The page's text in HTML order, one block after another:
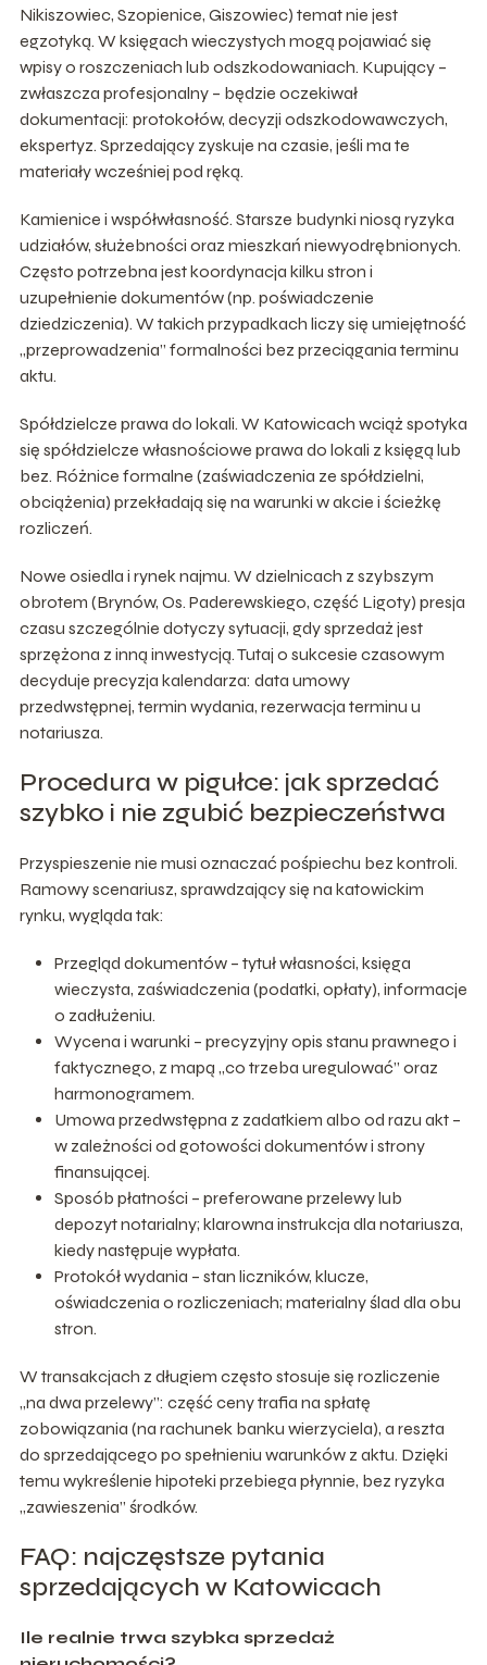
Nikiszowiec, Szopienice, Giszowiec) temat nie jest
egzotyką. W księgach wieczystych mogą pojawiać się
wpisy o roszczeniach lub odszkodowaniach. Kupujący –
zwłaszcza profesjonalny – będzie oczekiwał
dokumentacji: protokołów, decyzji odszkodowawczych,
ekspertyz. Sprzedający zyskuje na czasie, jeśli ma te
materiały wcześniej pod ręką.
Kamienice i współwłasność. Starsze budynki niosą ryzyka
udziałów, służebności oraz mieszkań niewyodrębnionych.
Często potrzebna jest koordynacja kilku stron i
uzupełnienie dokumentów (np. poświadczenie
dziedziczenia). W takich przypadkach liczy się umiejętność
„przeprowadzenia” formalności bez przeciągania terminu
aktu.
Spółdzielcze prawa do lokali. W Katowicach wciąż spotyka
się spółdzielcze własnościowe prawa do lokali z księgą lub
bez. Różnice formalne (zaświadczenia ze spółdzielni,
obciążenia) przekładają się na warunki w akcie i ścieżkę
rozliczeń.
Nowe osiedla i rynek najmu. W dzielnicach z szybszym
obrotem (Brynów, Os. Paderewskiego, część Ligoty) presja
czasu szczególnie dotyczy sytuacji, gdy sprzedaż jest
sprzężona z inną inwestycją. Tutaj o sukcesie czasowym
decyduje precyzja kalendarza: data umowy
przedwstępnej, termin wydania, rezerwacja terminu u
notariusza.
Procedura w pigułce: jak sprzedać
szybko i nie zgubić bezpieczeństwa
Przyspieszenie nie musi oznaczać pośpiechu bez kontroli.
Ramowy scenariusz, sprawdzający się na katowickim
rynku, wygląda tak:
Przegląd dokumentów – tytuł własności, księga
wieczysta, zaświadczenia (podatki, opłaty), informacje
o zadłużeniu.
Wycena i warunki – precyzyjny opis stanu prawnego i
faktycznego, z mapą „co trzeba uregulować” oraz
harmonogramem.
Umowa przedwstępna z zadatkiem albo od razu akt –
w zależności od gotowości dokumentów i strony
finansującej.
Sposób płatności – preferowane przelewy lub
depozyt notarialny; klarowna instrukcja dla notariusza,
kiedy następuje wypłata.
Protokół wydania – stan liczników, klucze,
oświadczenia o rozliczeniach; materialny ślad dla obu
stron.
W transakcjach z długiem często stosuje się rozliczenie
„na dwa przelewy”: część ceny trafia na spłatę
zobowiązania (na rachunek banku wierzyciela), a reszta
do sprzedającego po spełnieniu warunków z aktu. Dzięki
temu wykreślenie hipoteki przebiega płynnie, bez ryzyka
„zawieszenia” środków.
FAQ: najczęstsze pytania
sprzedających w Katowicach
Ile realnie trwa szybka sprzedaż